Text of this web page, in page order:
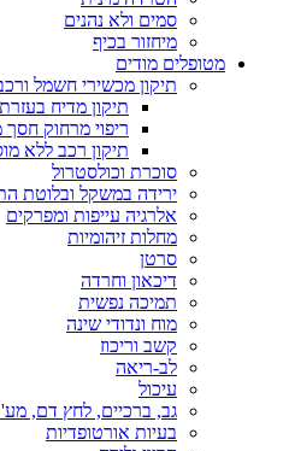
סמים ולא נהנים
מיחזור בכיף
מטופלים מודים
תיקון מכשירי חשמל
תיקון מדיח
ריפוי מרחוק חסך
תיקון רכב ללא
סוכרת וכולסטרול
ירידה במשקל ובלוטת
אלרגיה עייפות ומפרקים
מחלות זיהומיות
סרטן
דיכאון וחרדה
תמיכה נפשית
מוח ונדודי שינה
קשב וריכוז
לב-ריאה
עיכול
גב, ברכיים, לחץ דם, מע'
בעיות אורטופדיות